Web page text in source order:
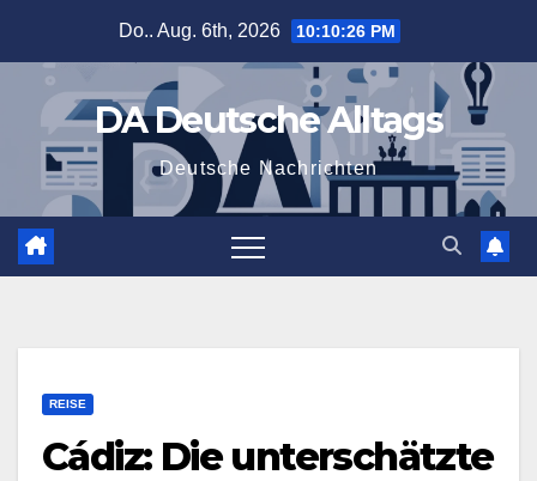
Do.. Aug. 6th, 2026 10:10:26 PM
DA Deutsche Alltags
Deutsche Nachrichten
REISE
Cádiz: Die unterschätzte